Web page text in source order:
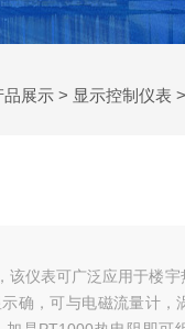
品展示 > 显示控制仪表 >
仪表可广泛应用于楼
确，可与电磁流量计，